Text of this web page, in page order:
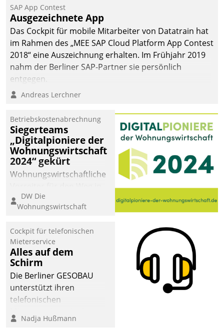
SAP App Contest
Ausgezeichnete App
Das Cockpit für mobile Mitarbeiter von Datatrain hat
im Rahmen des „MEE SAP Cloud Platform App Contest
2018“ eine Auszeichnung erhalten. Im Frühjahr 2019
nahm der Berliner SAP-Partner sie persönlich
entgegen.
Andreas Lerchner
Betriebskostenabrechnung
Siegerteams
„Digitalpioniere der
Wohnungswirtschaft
2024“ gekürt
Wohnungswirtschaftliche
eine digitale Zukunft zu
finden, ist das Ziel des
der
Wohnungswirtschaft“.
Bewerben können sich
dafür ein Team
bestehend aus
Wohnungsunternehmen
und PropTech.
DW Die
Wohnungswirtschaft
Cockpit für telefonischen
Mieterservice
Alles auf dem
Schirm
Die Berliner GESOBAU
unterstützt ihren
telefonischen
digitalen Cockpit, das
Nadja Hußmann